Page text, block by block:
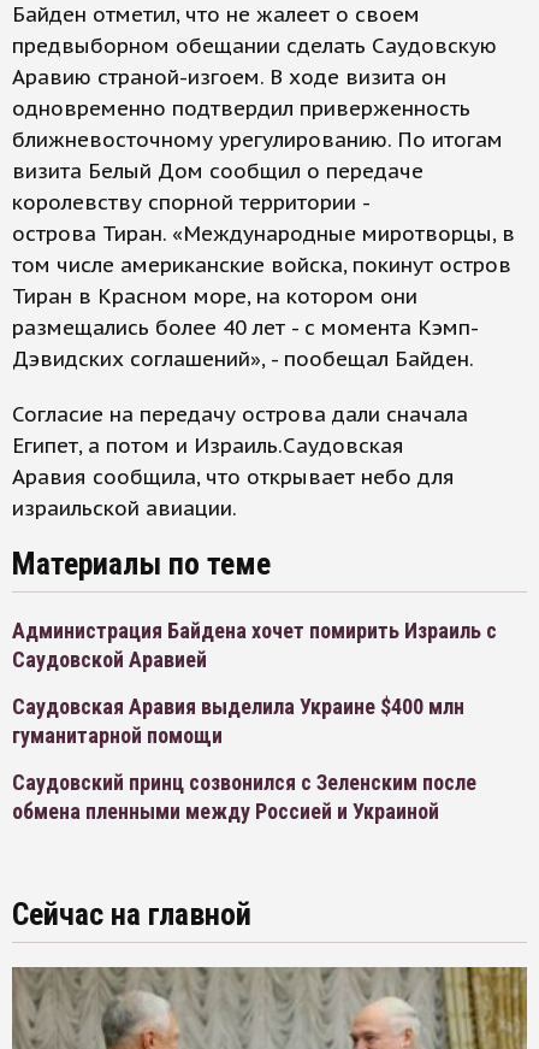
Байден отметил, что не жалеет о своем
предвыборном обещании сделать Саудовскую
Аравию страной-изгоем. В ходе визита он
одновременно подтвердил приверженность
ближневосточному урегулированию. По итогам
визита Белый Дом сообщил о передаче
королевству спорной территории -
острова Тиран. «Международные миротворцы, в
том числе американские войска, покинут остров
Тиран в Красном море, на котором они
размещались более 40 лет - с момента Кэмп-
Дэвидских соглашений», - пообещал Байден.
Согласие на передачу острова дали сначала
Египет, а потом и Израиль.Саудовская
Аравия сообщила, что открывает небо для
израильской авиации.
Материалы по теме
Администрация Байдена хочет помирить Израиль с
Саудовской Аравией
Саудовская Аравия выделила Украине $400 млн
гуманитарной помощи
Саудовский принц созвонился с Зеленским после
обмена пленными между Россией и Украиной
Сейчас на главной